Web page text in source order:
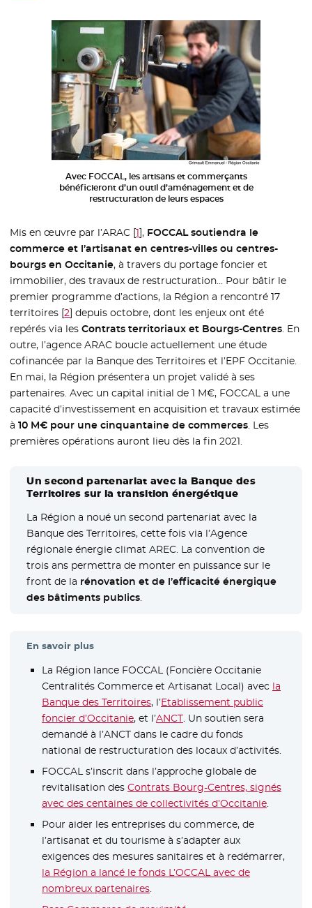
Avec FOCCAL, les artisans et commerçants
bénéficieront d’un outil d’aménagement et de
restructuration de leurs espaces
Mis en œuvre par l’ARAC [1], FOCCAL soutiendra le
commerce et l’artisanat en centres-villes ou centres-
bourgs en Occitanie, à travers du portage foncier et
immobilier, des travaux de restructuration… Pour bâtir le
premier programme d’actions, la Région a rencontré 17
territoires [2] depuis octobre, dont les enjeux ont été
repérés via lesContrats territoriaux et Bourgs-Centres. En
outre, l’agence ARAC boucle actuellement une étude
cofinancée par la Banque des Territoires et l’EPF Occitanie.
En mai, la Région présentera un projet validé à ses
partenaires. Avec un capital initial de 1 M€, FOCCAL a une
capacité d’investissement en acquisition et travaux estimée
à10 M€ pour une cinquantaine de commerces. Les
premières opérations auront lieu dès la fin 2021.
Un second partenariat avec la Banque des
Territoires sur la transition énergétique
La Région a noué un second partenariat avec la
Banque des Territoires, cette fois via l’Agence
régionale énergie climat AREC. La convention de
trois ans permettra de monter en puissance sur le
front de la rénovation et de l’efficacité énergique
des bâtiments publics.
En savoir plus
La Région lance FOCCAL (Foncière Occitanie
Centralités Commerce et Artisanat Local) avec la
Banque des Territoires- Nouvelle fenêtre
, l’Etablissement public
foncier d’Occitanie- Nouvelle fenêtre
, et l’ANCT- Nouvelle fenêtre
. Un soutien sera
demandé à l’ANCT dans le cadre du fonds
national de restructuration des locaux d’activités.
FOCCAL s’inscrit dans l’approche globale de
revitalisation des Contrats Bourg-Centres, signés
avec des centaines de collectivités d’Occitanie.
Pour aider les entreprises du commerce, de
l’artisanat et du tourisme à s’adapter aux
exigences des mesures sanitaires et à redémarrer,
la Région a lancé le fonds L’OCCAL avec de
nombreux partenaires.